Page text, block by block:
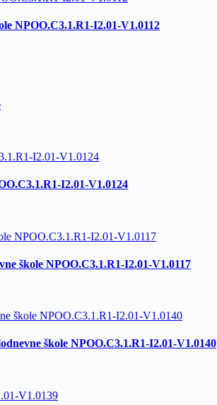
NPOO.C3.1.R1-I2.01-V1.0112
I2.01-V1.0124
škole NPOO.C3.1.R1-I2.01-V1.0117
škole NPOO.C3.1.R1-I2.01-V1.0140